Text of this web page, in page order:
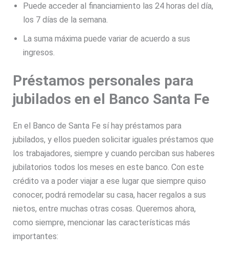
Puede acceder al financiamiento las 24 horas del día,
los 7 días de la semana.
La suma máxima puede variar de acuerdo a sus
ingresos.
Préstamos personales para
jubilados en el Banco Santa Fe
En el Banco de Santa Fe sí hay préstamos para
jubilados, y ellos pueden solicitar iguales préstamos que
los trabajadores, siempre y cuando perciban sus haberes
jubilatorios todos los meses en este banco. Con este
crédito va a poder viajar a ese lugar que siempre quiso
conocer, podrá remodelar su casa, hacer regalos a sus
nietos, entre muchas otras cosas. Queremos ahora,
como siempre, mencionar las características más
importantes: